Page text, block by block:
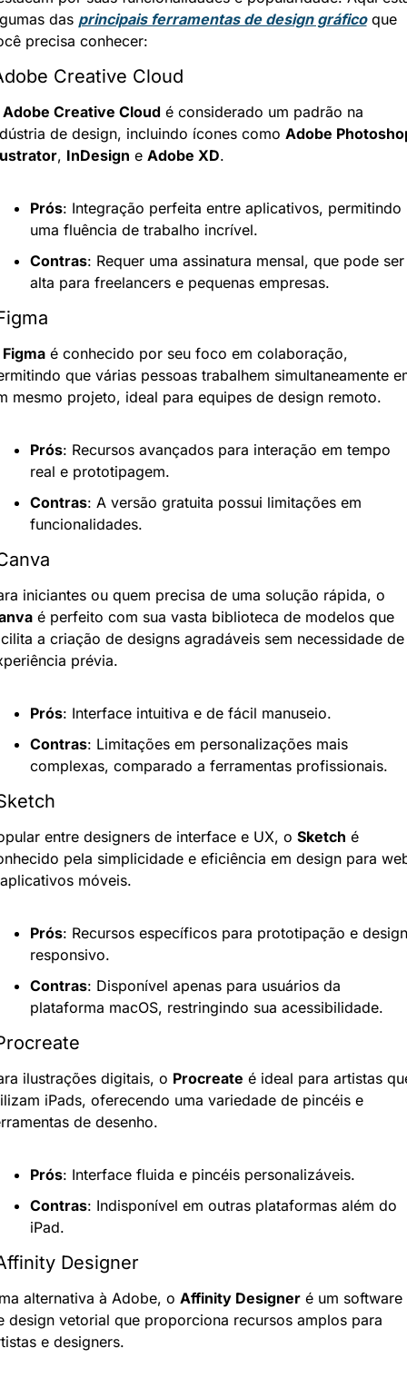
das principais ferramentas de design gráfico que
precisa conhecer:
Creative Cloud
Adobe Creative Cloud é considerado um padrão na
de design, incluindo ícones como Adobe
, InDesign e Adobe XD.
Prós: Integração perfeita entre aplicativos, permitindo
uma fluência de trabalho incrível.
Contras: Requer uma assinatura mensal, que pode ser
alta para freelancers e pequenas empresas.
Figma é conhecido por seu foco em colaboração,
que várias pessoas trabalhem simultaneamente
mesmo projeto, ideal para equipes de design remoto.
Prós: Recursos avançados para interação em tempo
real e prototipagem.
Contras: A versão gratuita possui limitações em
funcionalidades.
é perfeito com sua vasta biblioteca de modelos que
a criação de designs agradáveis sem necessidade de
prévia.
Prós: Interface intuitiva e de fácil manuseio.
Contras: Limitações em personalizações mais
complexas, comparado a ferramentas profissionais.
entre designers de interface e UX, o Sketch é
pela simplicidade e eficiência em design para
móveis.
Prós: Recursos específicos para prototipação e design
responsivo.
Contras: Disponível apenas para usuários da
plataforma macOS, restringindo sua acessibilidade.
ilustrações digitais, o Procreate é ideal para artistas
iPads, oferecendo uma variedade de pincéis e
de desenho.
Prós: Interface fluida e pincéis personalizáveis.
Contras: Indisponível em outras plataformas além do
iPad.
Designer
alternativa à Adobe, o Affinity Designer é um software
design vetorial que proporciona recursos amplos para
e designers.